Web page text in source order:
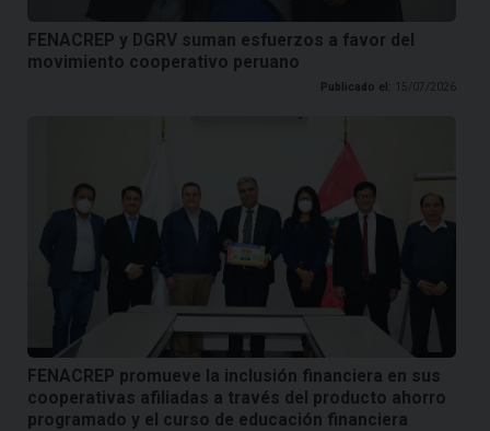
FENACREP y DGRV suman esfuerzos a favor del
movimiento cooperativo peruano
Publicado el: 15/07/2026
FENACREP promueve la inclusión financiera en sus
cooperativas afiliadas a través del producto ahorro
programado y el curso de educación financiera